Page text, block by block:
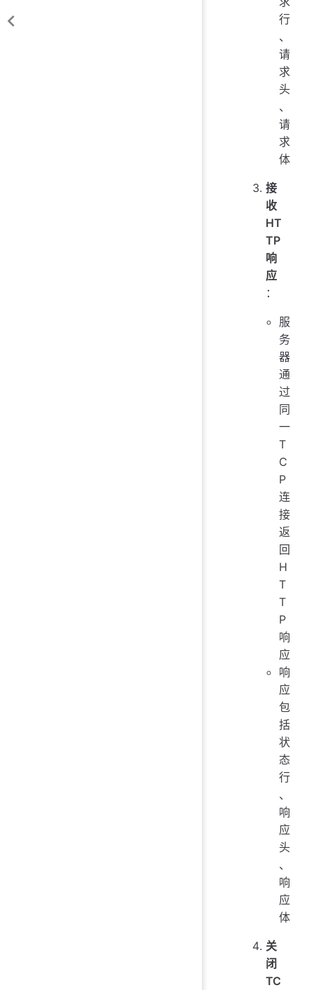
行
、
请
求
头
、
请
求
体
接
收
HT
TP
响
应
：
服
务
器
通
过
同
一
T
C
P
连
接
返
回
H
T
T
P
响
应
响
应
包
括
状
态
行
、
响
应
头
、
响
应
体
关
闭
TC